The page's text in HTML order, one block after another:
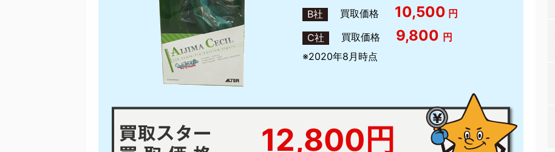
B社
買取価格 10,500 円
C社
買取価格 9,800 円
※2020年8月時点
12,800円